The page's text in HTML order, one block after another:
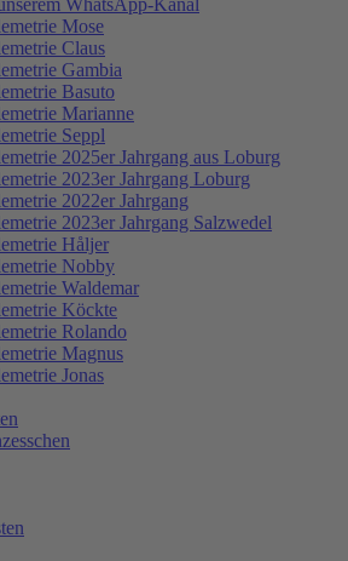
Mose
Claus
Gambia
Basuto
Marianne
Seppl
2025er Jahrgang aus Loburg
2023er Jahrgang Loburg
2022er Jahrgang
2023er Jahrgang Salzwedel
Håljer
Nobby
Waldemar
Köckte
Rolando
Magnus
Jonas